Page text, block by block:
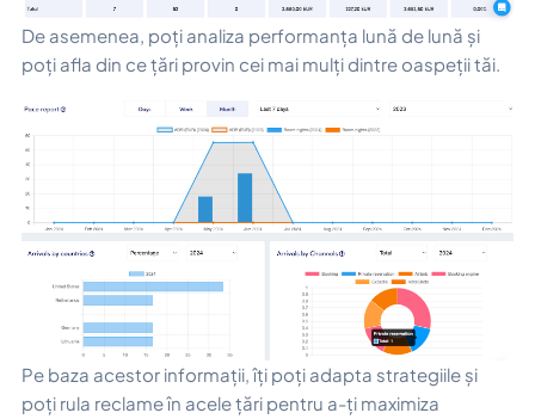
De asemenea, poți analiza performanța lună de lună și
poți afla din ce țări provin cei mai mulți dintre oaspeții tăi.
Pe baza acestor informații, îți poți adapta strategiile și
poți rula reclame în acele țări pentru a-ți maximiza